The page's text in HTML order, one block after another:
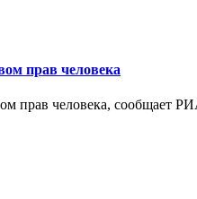
прав человека
прав человека, сообщает